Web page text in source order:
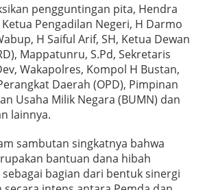
pengguntingan pita, Hendra
Pengadilan Negeri, H Darmo
H Saiful Arif, SH, Ketua Dewan
Mappatunru, S.Pd, Sekretaris
Wakapolres, Kompol H Bustan,
Daerah (OPD), Pimpinan
Usaha Milik Negara (BUMN) dan
lainnya.
sambutan singkatnya bahwa
bantuan dana hibah
bagian dari bentuk sinergi